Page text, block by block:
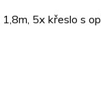
5x křeslo s